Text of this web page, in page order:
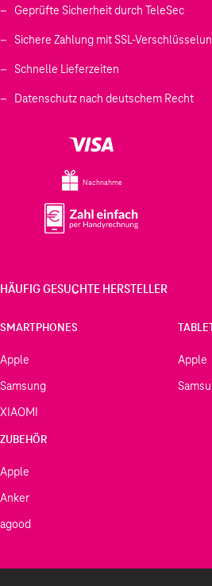
Geprüfte Sicherheit durch TeleSec
Sichere Zahlung mit SSL-
Schnelle Lieferzeiten
Datenschutz nach deutschem Recht
Nachnahme
HÄUFIG GESUCHTE HERSTELLER
SMARTPHONES
Apple
Samsung
XIAOMI
Apple
ZUBEHÖR
Apple
Anker
agood